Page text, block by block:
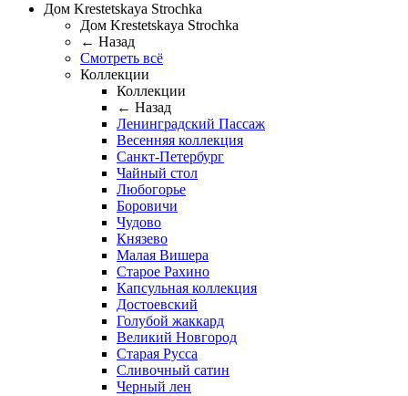
Дом Krestetskaya Strochka
Дом Krestetskaya Strochka
← Назад
Смотреть всё
Коллекции
Коллекции
← Назад
Ленинградский Пассаж
Весенняя коллекция
Санкт-Петербург
Чайный стол
Любогорье
Боровичи
Чудово
Князево
Малая Вишера
Старое Рахино
Капсульная коллекция
Достоевский
Голубой жаккард
Великий Новгород
Старая Русса
Сливочный сатин
Черный лен